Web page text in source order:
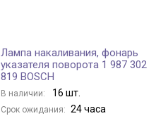
Лампа накаливания, фонарь
указателя поворота 1 987 302
819 BOSCH
В наличии: 16 шт.
Срок ожидания: 24 часа